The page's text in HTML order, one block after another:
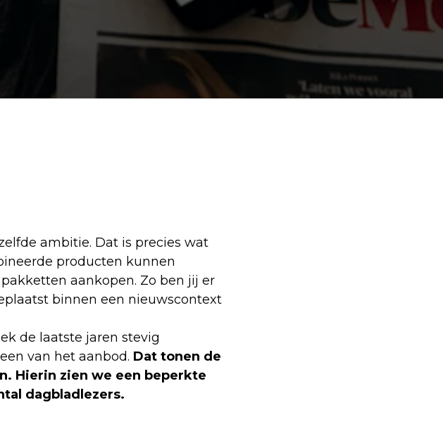
ambitie. Dat is precies wat
producten kunnen
aankopen. Zo ben jij er
binnen een nieuwscontext
de laatste jaren stevig
van het aanbod. Dat tonen de
Hierin zien we een beperkte
dagbladlezers.